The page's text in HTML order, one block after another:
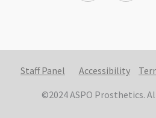
Staff Panel Accessibility
©2024 ASPO Prosthetics.